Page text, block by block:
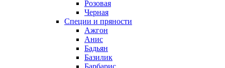
Розовая
Черная
Специи и пряности
Ажгон
Анис
Бадьян
Базилик
Барбарис